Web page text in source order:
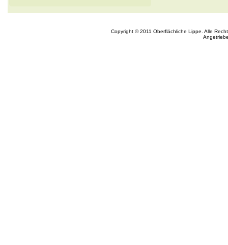
Copyright © 2011 Oberflächliche Lippe. Alle